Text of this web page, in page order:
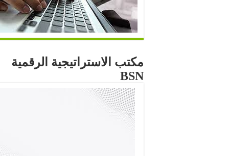
مكتب الاستراتيجية الرقمية
BSN